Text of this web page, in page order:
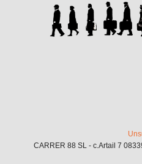
CARRER 88 SL - c.Artail 7